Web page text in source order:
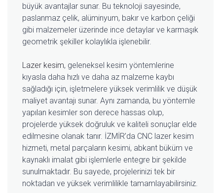
büyük avantajlar sunar. Bu teknoloji sayesinde,
paslanmaz çelik, alüminyum, bakır ve karbon çeliği
gibi malzemeler üzerinde ince detaylar ve karmaşık
geometrik şekiller kolaylıkla işlenebilir.
Lazer kesim, geleneksel kesim yöntemlerine
kıyasla daha hızlı ve daha az malzeme kaybı
sağladığı için, işletmelere yüksek verimlilik ve düşük
maliyet avantajı sunar. Aynı zamanda, bu yöntemle
yapılan kesimler son derece hassas olup,
projelerde yüksek doğruluk ve kaliteli sonuçlar elde
edilmesine olanak tanır. İZMİR’da CNC lazer kesim
hizmeti, metal parçaların kesimi, abkant büküm ve
kaynaklı imalat gibi işlemlerle entegre bir şekilde
sunulmaktadır. Bu sayede, projelerinizi tek bir
noktadan ve yüksek verimlilikle tamamlayabilirsiniz.